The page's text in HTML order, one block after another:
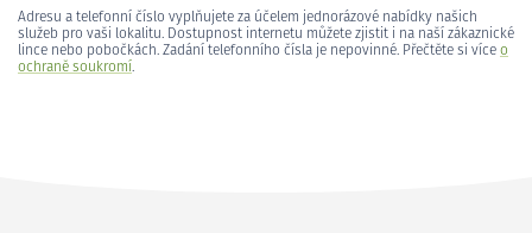
Adresu a telefonní číslo vyplňujete za účelem jednorázové nabídky našich
služeb pro vaši lokalitu. Dostupnost internetu můžete zjistit i na naší zákaznické
lince nebo pobočkách. Zadání telefonního čísla je nepovinné. Přečtěte si více o
ochraně soukromí.